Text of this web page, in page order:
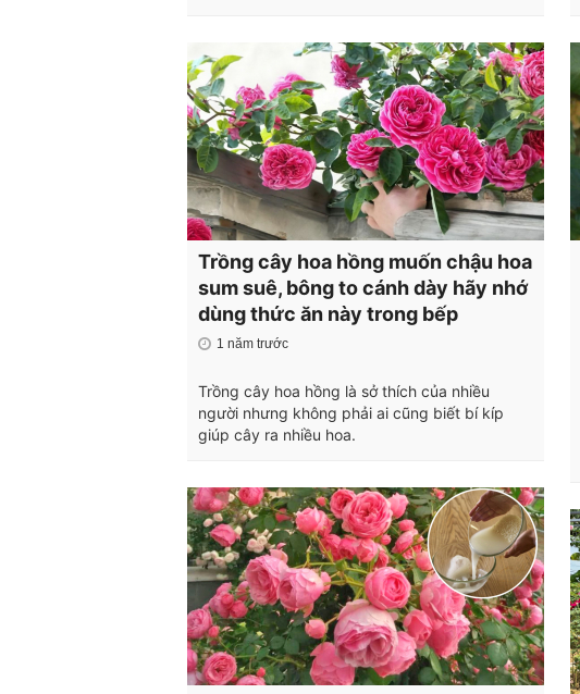
Trồng cây hoa hồng muốn chậu hoa
sum suê, bông to cánh dày hãy nhớ
dùng thức ăn này trong bếp
1 năm trước
Trồng cây hoa hồng là sở thích của nhiều
người nhưng không phải ai cũng biết bí kíp
giúp cây ra nhiều hoa.